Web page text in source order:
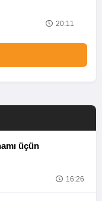
20:11
üçün
16:26